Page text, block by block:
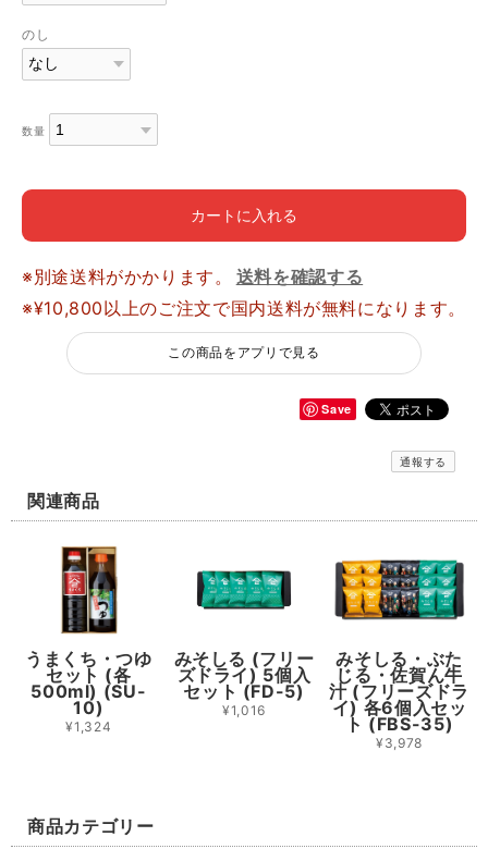
のし
数量
カートに入れる
※別途送料がかかります。
送料を確認する
※¥10,800以上のご注文で国内送料が無料になります。
この商品をアプリで見る
Save
通報する
関連商品
うまくち・つゆ
セット (各
500ml) (SU-
10)
¥1,324
みそしる (フリー
ズドライ) 5個入
セット (FD-5)
¥1,016
みそしる・ぶた
じる・佐賀ん牛
汁 (フリーズドラ
イ) 各6個入セッ
ト (FBS-35)
¥3,978
商品カテゴリー